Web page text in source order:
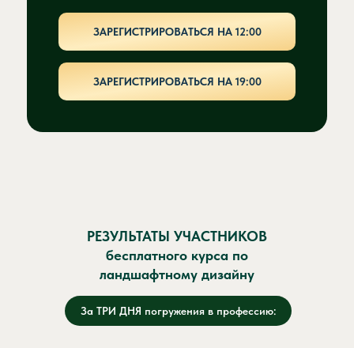
ЗАРЕГИСТРИРОВАТЬСЯ НА 19:00
ЗАРЕГИСТРИРОВАТЬСЯ НА 12:00
РЕЗУЛЬТАТЫ УЧАСТНИКОВ
бесплатного курса по
ландшафтному дизайну
За ТРИ ДНЯ погружения в профессию: